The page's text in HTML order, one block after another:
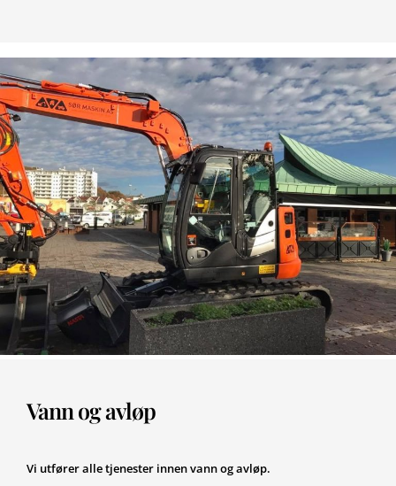
Vann og avløp
Vi utfører alle tjenester innen vann og avløp.